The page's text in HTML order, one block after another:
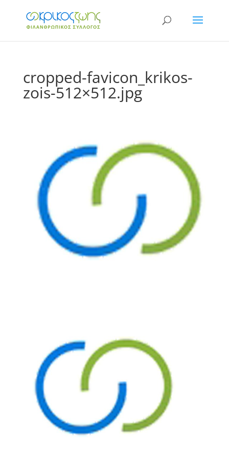
cropped-favicon_krikos-
zois-512×512.jpg